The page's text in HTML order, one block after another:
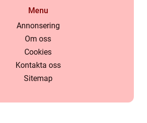
Menu
Annonsering
Om oss
Cookies
Kontakta oss
Sitemap